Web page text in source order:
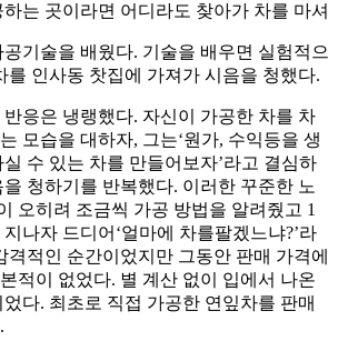
는 곳이라면 어디라도 찾아가 차를 마셔
기술을 배웠다. 기술을 배우면 실험적으
를 인사동 찻집에 가져가 시음을 청했다.
응은 냉랭했다. 자신이 가공한 차를 차
모습을 대하자, 그는‘원가, 수익등을 생
수 있는 차를 만들어보자’라고 결심하
청하기를 반복했다. 이러한 꾸준한 노
오히려 조금씩 가공 방법을 알려줬고 1
나자 드디어‘얼마에 차를팔겠느냐?’라
격적인 순간이었지만 그동안 판매 가격에
적이 없었다. 별 계산 없이 입에서 나온
었다. 최초로 직접 가공한 연잎차를 판매